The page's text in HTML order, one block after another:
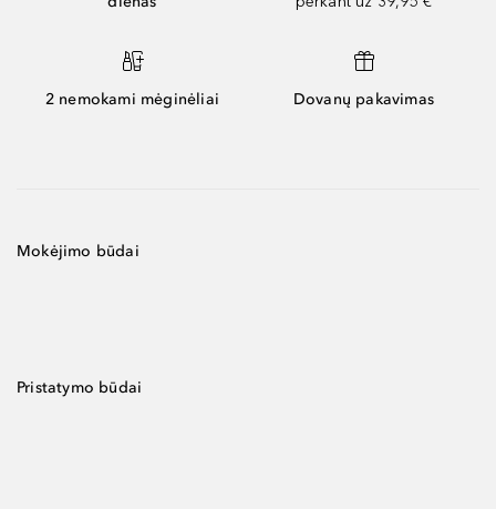
2 nemokami mėginėliai Dovanų pakavimas
Mokėjimo būdai
Pristatymo būdai